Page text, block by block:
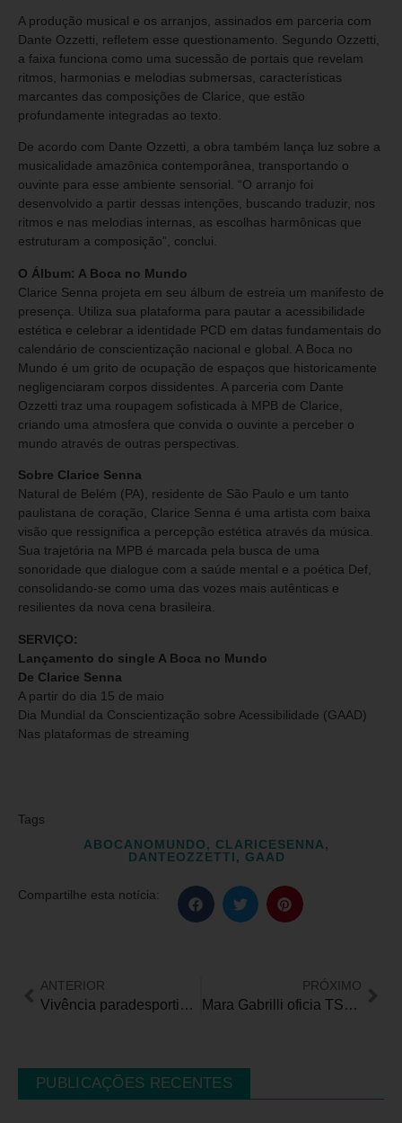
A produção musical e os arranjos, assinados em parceria com
Dante Ozzetti, refletem esse questionamento. Segundo Ozzetti,
a faixa funciona como uma sucessão de portais que revelam
ritmos, harmonias e melodias submersas, características
marcantes das composições de Clarice, que estão
profundamente integradas ao texto.
De acordo com Dante Ozzetti, a obra também lança luz sobre a
musicalidade amazônica contemporânea, transportando o
ouvinte para esse ambiente sensorial. “O arranjo foi
desenvolvido a partir dessas intenções, buscando traduzir, nos
ritmos e nas melodias internas, as escolhas harmônicas que
estruturam a composição”, conclui.
O Álbum: A Boca no Mundo
Clarice Senna projeta em seu álbum de estreia um manifesto de
presença. Utiliza sua plataforma para pautar a acessibilidade
estética e celebrar a identidade PCD em datas fundamentais do
calendário de conscientização nacional e global. A Boca no
Mundo é um grito de ocupação de espaços que historicamente
negligenciaram corpos dissidentes. A parceria com Dante
Ozzetti traz uma roupagem sofisticada à MPB de Clarice,
criando uma atmosfera que convida o ouvinte a perceber o
mundo através de outras perspectivas.
Sobre Clarice Senna
Natural de Belém (PA), residente de São Paulo e um tanto
paulistana de coração, Clarice Senna é uma artista com baixa
visão que ressignifica a percepção estética através da música.
Sua trajetória na MPB é marcada pela busca de uma
sonoridade que dialogue com a saúde mental e a poética Def,
consolidando-se como uma das vozes mais autênticas e
resilientes da nova cena brasileira.
SERVIÇO:
Lançamento do single A Boca no Mundo
De Clarice Senna
A partir do dia 15 de maio
Dia Mundial da Conscientização sobre Acessibilidade (GAAD)
Nas plataformas de streaming
Tags
ABOCANOMUNDO, CLARICESENNA,
DANTEOZZETTI, GAAD
Compartilhe esta notícia:
ANTERIOR
Vivência paradesportiva promovida pela ADD amplia o olhar de estudantes sobre inclusão e potencial no esporte adaptado
PRÓXIMO
Mara Gabrilli oficia TSE após pessoas com deficiência ficarem de fora da “Campanha Representatividade”
PUBLICAÇÕES RECENTES